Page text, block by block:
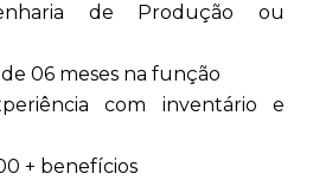
de Produção ou
06 meses na função
com inventário e
+ benefícios